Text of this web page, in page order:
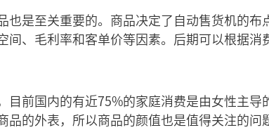
也是至关重要的。商品决定了自动售货机的布
、毛利率和客单价等因素。后期可以根据消
目前国内的有近75%的家庭消费是由女性主导
的外表，所以商品的颜值也是值得关注的问